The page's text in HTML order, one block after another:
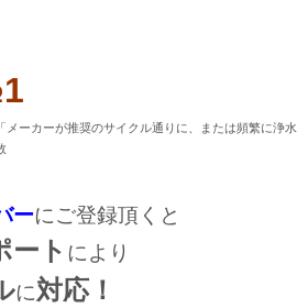
「メーカーが推奨のサイクル通りに、または頻繁に浄水
ーにご登録頂くと
ート により
に対応！